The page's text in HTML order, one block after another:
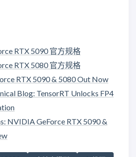
RTX 5090 官方规格
RTX 5080 官方规格
RTX 5090 & 5080 Out Now
Blog: TensorRT Unlocks FP4
NVIDIA GeForce RTX 5090 &